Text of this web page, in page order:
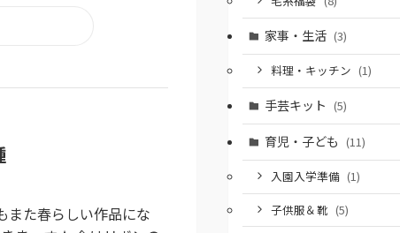
また春らしい作品にな
家事・生活 (3)
料理・キッチン (1)
手芸キット (5)
育児・子ども (11)
入園入学準備 (1)
子供服＆靴 (5)